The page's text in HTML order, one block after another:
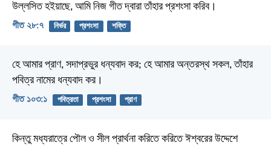
উল্লসিত হইয়াছে, আমি নিজ গীত দ্বারা তাঁহার প্রশংসা করিব।
গীত ২৮:৭ নির্ভর প্রশংসা শক্তি
হে আমার প্রাণ, সদাপ্রভুর ধন্যবাদ কর; হে আমার অন্তরস্থ সকল,তাঁহার
পবিত্র নামের ধন্যবাদ কর।
গীত ১০৩:১ পবিত্রতা প্রশংসা প্রাণ
কিন্তু মধ্যরাত্রে পৌল ও সীল প্রার্থনা করিতে করিতে ঈশ্বরের উদ্দেশে